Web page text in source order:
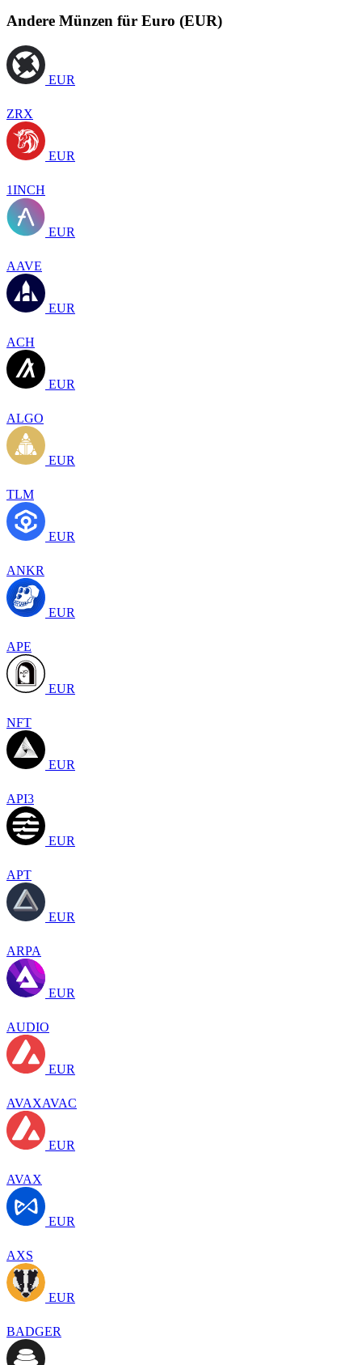
Andere Münzen für Euro (EUR)
EUR
ZRX
EUR
1INCH
EUR
AAVE
EUR
ACH
EUR
ALGO
EUR
TLM
EUR
ANKR
EUR
APE
EUR
NFT
EUR
API3
EUR
APT
EUR
ARPA
EUR
AUDIO
EUR
AVAXAVAC
EUR
AVAX
EUR
AXS
EUR
BADGER